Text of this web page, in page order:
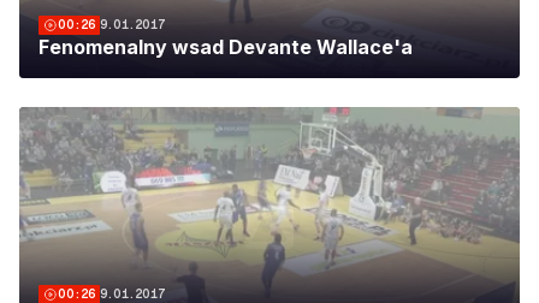
00:26 9.01.2017
Fenomenalny wsad Devante Wallace'a
00:26 9.01.2017